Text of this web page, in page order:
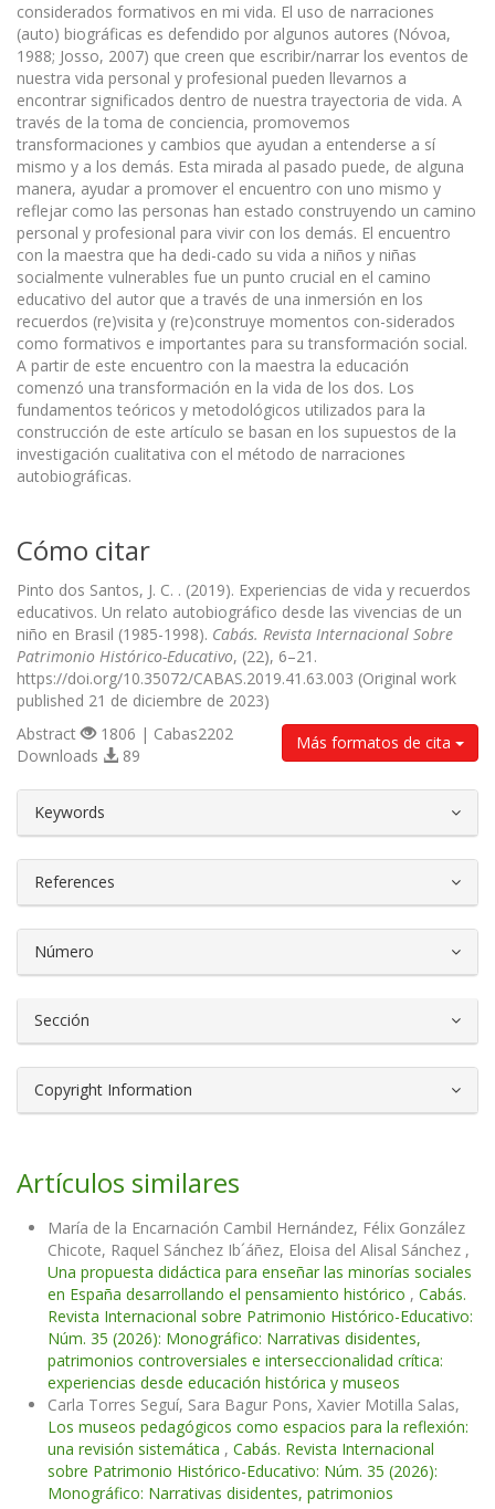
considerados formativos en mi vida. El uso de narraciones
(auto) biográficas es defendido por algunos autores (Nóvoa,
1988; Josso, 2007) que creen que escribir/narrar los eventos de
nuestra vida personal y profesional pueden llevarnos a
encontrar significados dentro de nuestra trayectoria de vida. A
través de la toma de conciencia, promovemos
transformaciones y cambios que ayudan a entenderse a sí
mismo y a los demás. Esta mirada al pasado puede, de alguna
manera, ayudar a promover el encuentro con uno mismo y
reflejar como las personas han estado construyendo un camino
personal y profesional para vivir con los demás. El encuentro
con la maestra que ha dedi-cado su vida a niños y niñas
socialmente vulnerables fue un punto crucial en el camino
educativo del autor que a través de una inmersión en los
recuerdos (re)visita y (re)construye momentos con-siderados
como formativos e importantes para su transformación social.
A partir de este encuentro con la maestra la educación
comenzó una transformación en la vida de los dos. Los
fundamentos teóricos y metodológicos utilizados para la
construcción de este artículo se basan en los supuestos de la
investigación cualitativa con el método de narraciones
autobiográficas.
Cómo citar
Pinto dos Santos, J. C. . (2019). Experiencias de vida y recuerdos
educativos. Un relato autobiográfico desde las vivencias de un
niño en Brasil (1985-1998). Cabás. Revista Internacional Sobre
Patrimonio Histórico-Educativo, (22), 6–21.
https://doi.org/10.35072/CABAS.2019.41.63.003 (Original work
published 21 de diciembre de 2023)
Más formatos de cita
Abstract
1806 | Cabas2202
Downloads
89
Keywords
References
Número
Sección
Copyright Information
Artículos similares
María de la Encarnación Cambil Hernández, Félix González
Chicote, Raquel Sánchez Ib´áñez, Eloisa del Alisal Sánchez ,
Una propuesta didáctica para enseñar las minorías sociales
en España desarrollando el pensamiento histórico , Cabás.
Revista Internacional sobre Patrimonio Histórico-Educativo:
Núm. 35 (2026): Monográfico: Narrativas disidentes,
patrimonios controversiales e interseccionalidad crítica:
experiencias desde educación histórica y museos
Carla Torres Seguí, Sara Bagur Pons, Xavier Motilla Salas,
Los museos pedagógicos como espacios para la reflexión:
una revisión sistemática , Cabás. Revista Internacional
sobre Patrimonio Histórico-Educativo: Núm. 35 (2026):
Monográfico: Narrativas disidentes, patrimonios